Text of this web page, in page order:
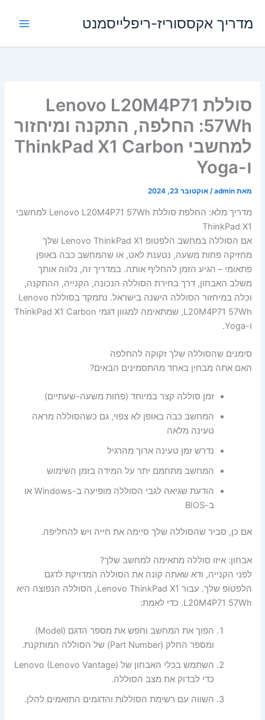
לתוכןמדריך אקססוריז-ריפלייסמנט
סוללת Lenovo L20M4P71
57Wh: החלפה, התקנה ומיחזור
למחשבי ThinkPad X1 Carbon
ו-Yoga
מאתadmin
/אוקטובר 23, 2024
מדריך מלא: החלפת סוללת Lenovo L20M4P71 57Wh למחשבי
ThinkPad X1
אם הסוללה במחשב הלפטופ Lenovo ThinkPad X1 שלך
מחזיקה פחות משעה, נטענת לאט, או שהמחשב כבה באופן
פתאומי – הגיע הזמן להחליף אותה. במדריך זה, נלווה אותך
משלב האבחון, דרך בחירת הסוללה הנכונה, הקנייה, ההתקנה,
וכלה במיחזור הסוללה הישנה בישראל. נתמקד בסוללת Lenovo
L20M4P71 57Wh, שמתאימה למגוון דגמי ThinkPad X1 Carbon
ו-Yoga.
סימנים שהסוללה שלך זקוקה להחלפה
האם אתה מבחין באחד מהתסמינים הבאים?
זמן סוללה קצר במיוחד (פחות משעה-שעתיים)
המחשב כבה באופן לא צפוי, גם כשהסוללה מראה
טעינה מלאה
נדרש זמן טעינה ארוך מהרגיל
המחשב מתחמם יתר על המידה בזמן השימוש
הודעת שגיאה לגבי הסוללה מופיעה ב-Windows או
ב-BIOS
אם כן, סביר שהסוללה שלך סיימה את חייה ויש להחליפה.
אבחון: איזו סוללה מתאימה למחשב שלך?
לפני הקנייה, ודא שאתה קונה את הסוללה המדויקת לדגם
הלפטופ שלך. עבור Lenovo ThinkPad X1, הסוללה הנפוצה היא
L20M4P71 57Wh. כדי לאמת:
הפוך את המחשב וחפש את מספר הדגם (Model)
ומספר החלק (Part Number) של הסוללה המותקנת.
השתמש בכלי האבחון של Lenovo (Lenovo Vantage)
כדי לבדוק את מצב הסוללה.
השווה עם רשימת הסוללות והדגמים התואמים להלן.